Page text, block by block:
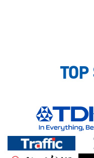
TOP